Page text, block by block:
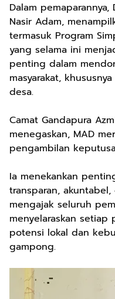
Dalam pemaparannya,
Nasir Adam,
termasuk Program
yang selama ini
penting dalam
masyarakat,
desa.
Camat Gandapura
menegaskan, MAD
pengambilan
Ia menekankan
transparan,
mengajak seluruh
menyelaraskan setiap
potensi lokal dan
gampong.